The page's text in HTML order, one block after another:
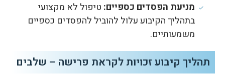
מניעת הפסדים כספיים: טיפול לא מקצועי
בתהליך הקיבוע עלול להוביל להפסדים כספיים
משמעותיים.
תהליך קיבוע זכויות לקראת פרישה – שלבים